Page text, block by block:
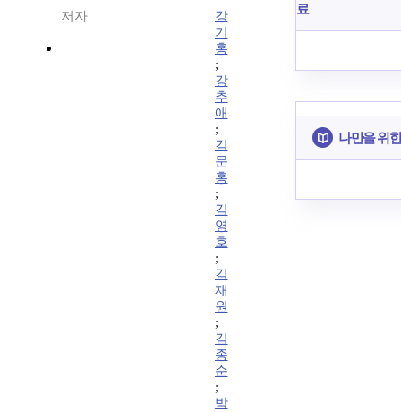
저자
강
기
홍
;
강
추
애
;
김
문
홍
;
김
영
호
;
김
재
원
;
김
종
순
;
박
료
나만을 위